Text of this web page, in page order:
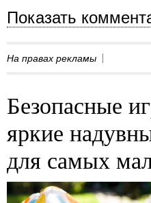
Показать
На правах рекламы
Безопасные
яркие
для самых